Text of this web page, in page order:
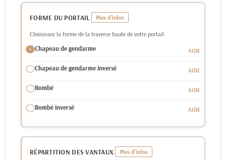
FORME DU PORTAIL
Choisissez la forme de la traverse haute de votre portail.
Chapeau de gendarme
Chapeau de gendarme inversé
Bombé
Bombé inversé
RÉPARTITION DES VANTAUX